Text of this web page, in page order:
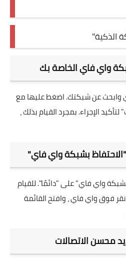
الذكية"
وابحث عن شبكتك. اضغط عليها مع
الإجراء. بمجرد القيام بذلك ،
واي فاي" على "دائمًا". للقيام
فوق واي فاي ، وافتح القائمة